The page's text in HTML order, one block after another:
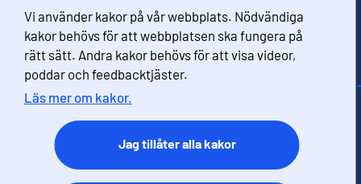
Vi använder kakor på vår webbplats. Nödvändiga
kakor behövs för att webbplatsen ska fungera på
rätt sätt. Andra kakor behövs för att visa videor,
poddar och feedbacktjäster.
Läs mer om kakor.
Jag tillåter alla kakor
Beställ nyhetsbrev
Respons
Användarvillkor
Dataskydd